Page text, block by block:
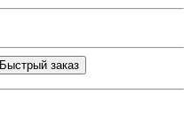
Быстрый заказ